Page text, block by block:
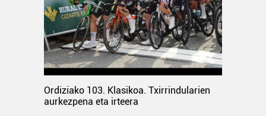
Ordiziako 103. Klasikoa. Txirrindularien
aurkezpena eta irteera